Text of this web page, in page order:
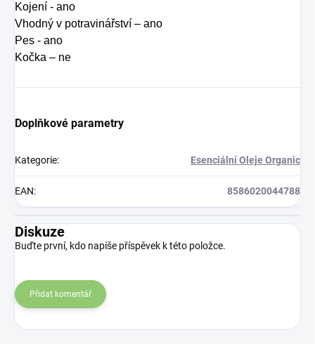
Kojení - ano
Vhodný v potravinářství – ano
Pes - ano
Kočka – ne
Doplňkové parametry
Kategorie: Esenciální Oleje Organic
EAN: 8586020044788
Diskuze
Buďte první, kdo napíše příspěvek k této položce.
Přidat komentář